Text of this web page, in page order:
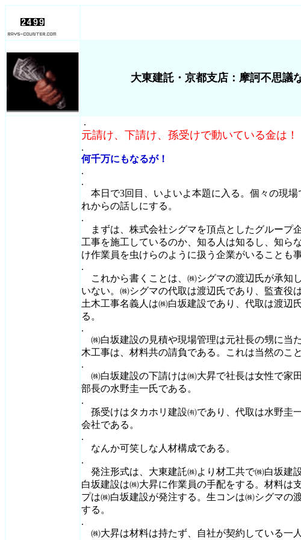
大東建託・京都支店：摩訶不思議
.
元請け、下請け、孫受けで動いている金は！
.
何千万にもなるが！
.
.
本日で3回目、いよいよ本題に入る。個々の現場
れからの話しにする。
.
まずは、株式会社シグマを頂点としたグループ
工事を施工しているのか、知る人は知るし、知ら
け作業員を虫けらのように扱う企業がいることも事
.
これから書くことは、㈱シグマの渡辺氏が承知
いない。㈱シグマの代取は渡辺氏であり、監査役
土木工事名義人は㈱白坂建設であり、代取は渡辺
る。
.
㈱白坂建設の見積や現場管理は元社長の甥に当
木工事は、材料共の請負である。これは当然のこと
.
㈱白坂建設の下請けは㈱大昇で社長は女性で家
部長の水野圭一氏である。
.
孫受けはタカホリ建設㈲であり、代取は水野圭
会社である。
.
なんか可笑しな人材構成である。
.
発注形式は、大東建託㈱より材工共で㈱白坂建
白坂建設は㈱大昇に作業員の手配をする。材料は
プは㈱白坂建設が発注する。生コンは㈱シグマの
する。
.
㈱大昇は材料は持たず、自社が契約している一